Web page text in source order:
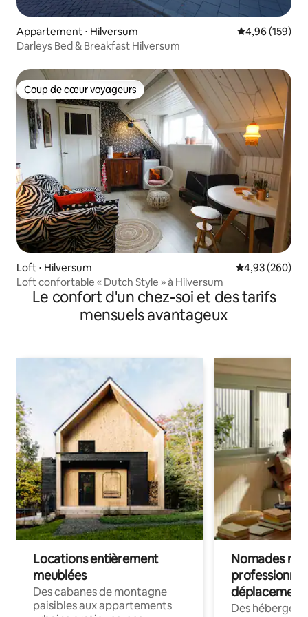
Appartement ⋅ Hilversum Évaluation
4,96 (159)
Darleys Bed & Breakfast Hilversum
Coup de cœur voyageurs
Coup de cœur voyageurs
Loft ⋅ Hilversum Évaluation
4,93 (260)
Loft confortable « Dutch Style » à Hilversum
Le confort d'un chez-soi et des tarifs
mensuels avantageux
Locations entièrement
meublées
Des cabanes de montagne
paisibles aux appartements
Nomades
déplacement
Des